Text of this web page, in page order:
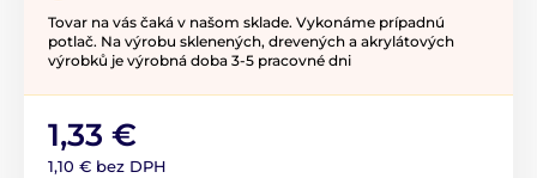
Tovar na vás čaká v našom sklade. Vykonáme prípadnú
potlač. Na výrobu sklenených, drevených a akrylátových
výrobků je výrobná doba 3-5 pracovné dni
1,33 €
1,10 € bez DPH